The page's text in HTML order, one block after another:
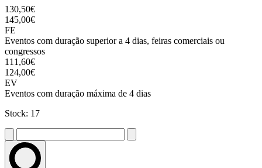
130,50€
145,00€
FE
Eventos com duração superior a 4 dias, feiras comerciais ou
congressos
111,60€
124,00€
EV
Eventos com duração máxima de 4 dias
Stock: 17